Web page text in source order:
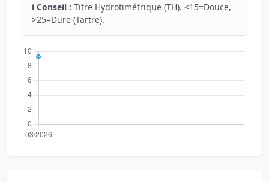
ℹ️ Conseil : Titre Hydrotimétrique (TH). <15=Douce,
>25=Dure (Tartre).